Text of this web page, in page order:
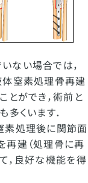
ない場合では，
体窒素処理骨再建
とができ，術前と
くいます．
素処理後に関節面
再建（処理骨に再
，良好な機能を得